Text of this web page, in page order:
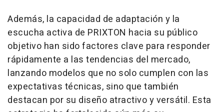
Además, la capacidad de adaptación y la
escucha activa de PRIXTON hacia su público
objetivo han sido factores clave para responder
rápidamente a las tendencias del mercado,
lanzando modelos que no solo cumplen con las
expectativas técnicas, sino que también
destacan por su diseño atractivo y versátil. Esta